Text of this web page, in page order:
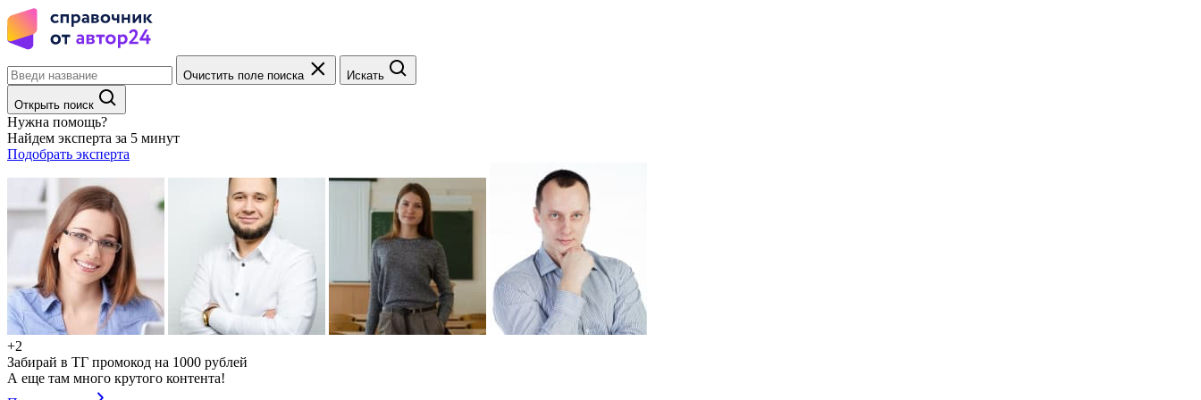
Очистить поле поиска Искать
Открыть поиск
Нужна помощь?
Найдем эксперта за 5 минут
Подобрать эксперта
+2
Забирай в ТГ промокод на 1000 рублей
А еще там много крутого контента!